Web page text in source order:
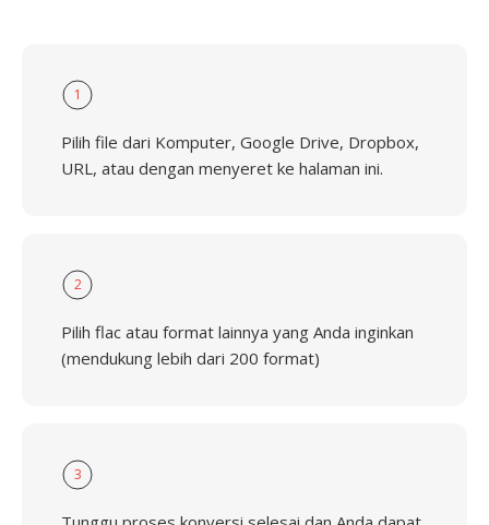
1
Pilih file dari Komputer, Google Drive, Dropbox,
URL, atau dengan menyeret ke halaman ini.
2
Pilih flac atau format lainnya yang Anda inginkan
(mendukung lebih dari 200 format)
3